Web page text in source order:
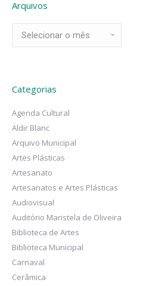
Arquivos
Categorias
Agenda Cultural
Aldir Blanc
Arquivo Municipal
Artes Plásticas
Artesanato
Artesanatos e Artes Plásticas
Audiovisual
Auditório Maristela de Oliveira
Biblioteca de Artes
Biblioteca Municipal
Carnaval
Cerâmica